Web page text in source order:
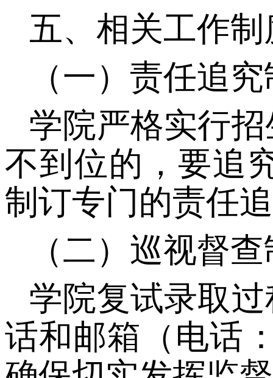
五、相关工作制
（一）责任追
学院严格实行
不到位的，要追
制订专门的责任
（二）巡视督
学院复试录取
话和邮箱（电话